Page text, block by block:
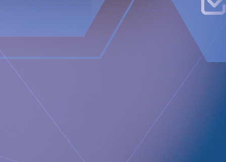
www.implantica.com för mer information.
Implantica presenterar andra kvartalet för 2024, den 21
augusti kl. 15:00 CEST
QUICK LINKS
Company profile